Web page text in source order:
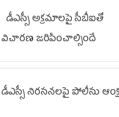
డీఎస్సీ అక్రమాలపై సీబీఐతో
విచారణ జరిపించాల్సిందే
డీఎస్సీ నిరసనలపై పోలీసు